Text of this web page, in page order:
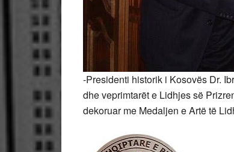
-Presidenti historik i Kosovës Dr.
dhe veprimtarët e Lidhjes së
dekoruar me Medaljen e Artë të